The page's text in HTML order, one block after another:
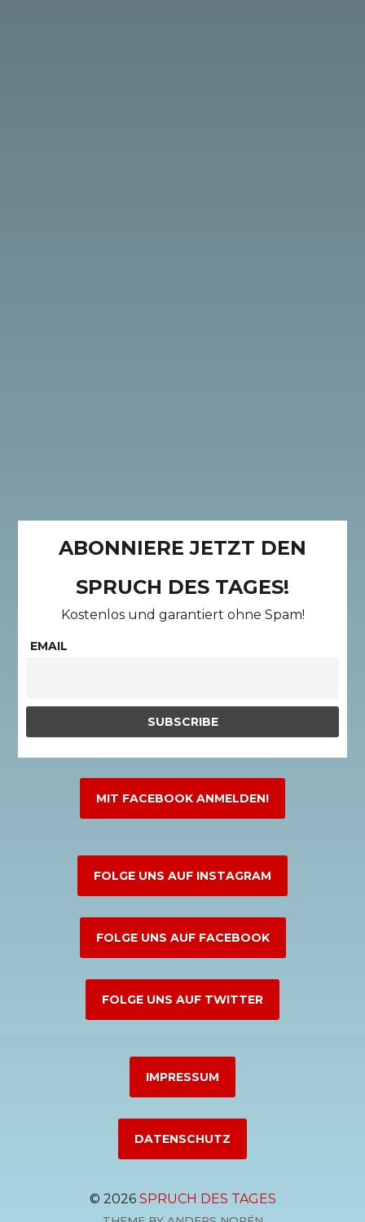
ABONNIERE JETZT DEN
SPRUCH DES TAGES!
Kostenlos und garantiert ohne Spam!
EMAIL
MIT FACEBOOK ANMELDEN!
FOLGE UNS AUF INSTAGRAM
FOLGE UNS AUF FACEBOOK
FOLGE UNS AUF TWITTER
IMPRESSUM
DATENSCHUTZ
© 2026 SPRUCH DES TAGES